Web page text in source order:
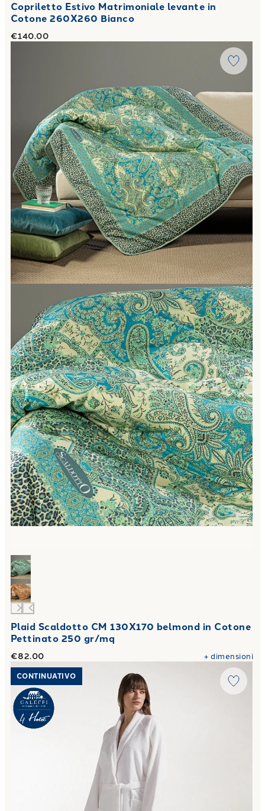
Copriletto Estivo Matrimoniale levante in
Cotone 260X260 Bianco
€140.00
Plaid Scaldotto CM 130X170 belmond in Cotone
Plaid Scaldotto CM 130X170 belmond in Cotone
Pettinato 250 gr/mq
€82.00 +dimensioni
Link to "Accappatoio sciallato Atelier 320 gr/mq
CONTINUATIVO